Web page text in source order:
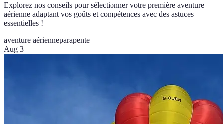
Explorez nos conseils pour sélectionner votre première aventure
aérienne adaptant vos goûts et compétences avec des astuces
essentielles !
aventure aérienneparapente
Aug 3